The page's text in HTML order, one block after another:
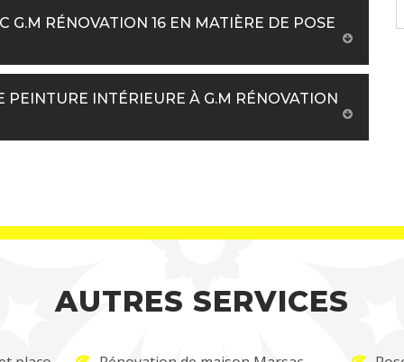
G.M RÉNOVATION 16 EN MATIÈRE DE POSE
INTÉRIEURE À G.M RÉNOVATION
AUTRES SERVICES